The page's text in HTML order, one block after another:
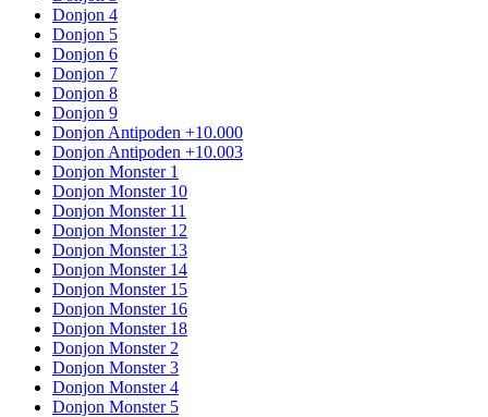
Donjon 4
Donjon 5
Donjon 6
Donjon 7
Donjon 8
Donjon 9
Donjon Antipoden +10.000
Donjon Antipoden +10.003
Donjon Monster 1
Donjon Monster 10
Donjon Monster 11
Donjon Monster 12
Donjon Monster 13
Donjon Monster 14
Donjon Monster 15
Donjon Monster 16
Donjon Monster 18
Donjon Monster 2
Donjon Monster 3
Donjon Monster 4
Donjon Monster 5